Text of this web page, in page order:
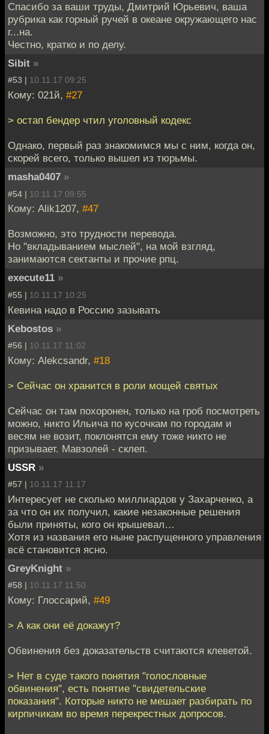
Спасибо за ваши труды, Дмитрий Юрьевич, ваша
рубрика как горный ручей в океане окружающего нас
г...на.
Честно, кратко и по делу.
Sibit »
#53 | 10.11.17 09:25
Кому: 021й, #27
> остап бендер чтил уголовный кодекс
Однако, первый раз знакомимся мы с ним, когда он,
скорей всего, только вышел из тюрьмы.
masha0407 »
#54 | 10.11.17 09:55
Кому: Alik1207, #47
Возможно, это трудности перевода.
Но "вкладыванием мыслей", на мой взгляд,
занимаются сектанты и прочие рпц.
execute11 »
#55 | 10.11.17 10:25
Кевина надо в Россию зазывать
Kebostos »
#56 | 10.11.17 11:02
Кому: Alekcsandr, #18
> Сейчас он хранится в роли мощей святых
Сейчас он там похоронен, только на гроб посмотреть
можно, никто Ильича по кусочкам по городам и
весям не возит, поклонятся ему тоже никто не
призывает. Мавзолей - склеп.
USSR »
#57 | 10.11.17 11:17
Интересует не сколько миллиардов у Захарченко, а
за что он их получил, какие незаконные решения
были приняты, кого он крышевал…
Хотя из названия его ныне распущенного управления
всё становится ясно.
GreyKnight »
#58 | 10.11.17 11:50
Кому: Глоссарий, #49
> А как они её докажут?
Обвинения без доказательств считаются клеветой.
> Нет в суде такого понятия "голословные
обвинения", есть понятие "свидетельские
показания". Которые никто не мешает разбирать по
кирпичикам во время перекрестных допросов.